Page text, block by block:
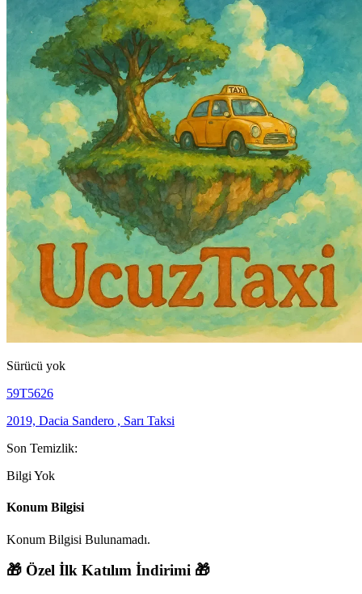
Sürücü yok
59T5626
2019, Dacia Sandero , Sarı Taksi
Son Temizlik:
Bilgi Yok
Konum Bilgisi
Konum Bilgisi Bulunamadı.
🎁 Özel İlk Katılım İndirimi 🎁